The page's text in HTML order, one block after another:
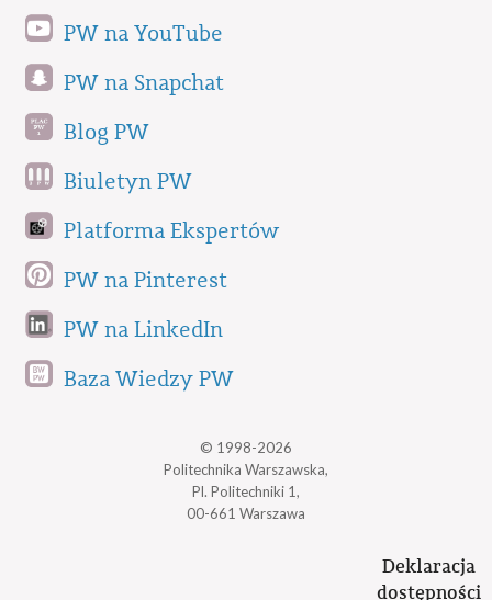
PW na YouTube
PW na Snapchat
Blog PW
Biuletyn PW
Platforma Ekspertów
PW na Pinterest
PW na LinkedIn
Baza Wiedzy PW
© 1998-2026
Politechnika Warszawska,
Pl. Politechniki 1,
00-661 Warszawa
Deklaracja
dostępności